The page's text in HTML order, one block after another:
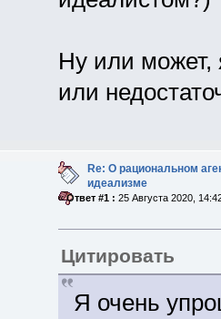
Ну или может,
или
Re: О рациональном
идеализме
«Ответ #1 : 25 Августа 2020,
Цитировать
Я очень